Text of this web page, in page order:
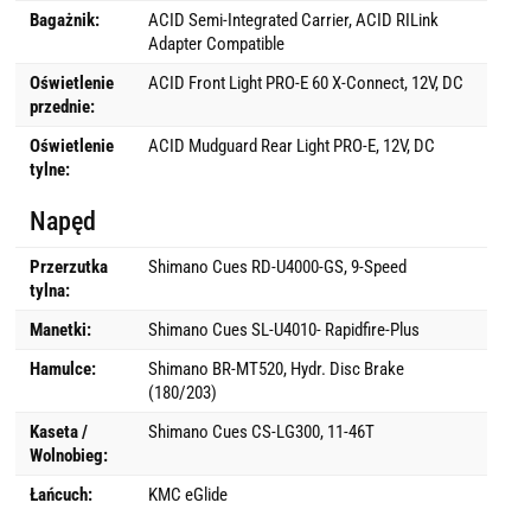
Bagażnik:
ACID Semi-Integrated Carrier, ACID RILink
Adapter Compatible
Oświetlenie
przednie:
ACID Front Light PRO-E 60 X-Connect, 12V, DC
Oświetlenie
tylne:
ACID Mudguard Rear Light PRO-E, 12V, DC
Napęd
Przerzutka
tylna:
Shimano Cues RD-U4000-GS, 9-Speed
Manetki:
Shimano Cues SL-U4010- Rapidfire-Plus
Hamulce:
Shimano BR-MT520, Hydr. Disc Brake
(180/203)
Kaseta /
Wolnobieg:
Shimano Cues CS-LG300, 11-46T
Łańcuch:
KMC eGlide